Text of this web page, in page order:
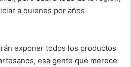
a quienes por años
exponer todos los productos
esa gente que merece